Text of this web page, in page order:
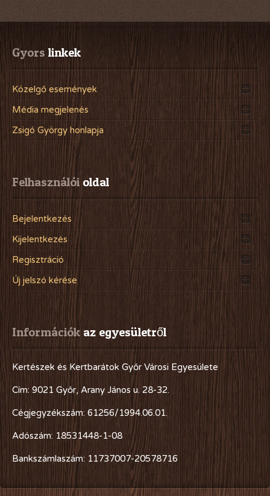
Gyors linkek
Közelgő események
Média megjelenés
Zsigó György honlapja
Felhasználói oldal
Bejelentkezés
Kijelentkezés
Regisztráció
Új jelszó kérése
Információk az egyesületről
Kertészek és Kertbarátok Győr Városi Egyesülete
Cím: 9021 Győr, Arany János u. 28-32.
Cégjegyzékszám: 61256/1994.06.01.
Adószám: 18531448-1-08
Bankszámlaszám: 11737007-20578716